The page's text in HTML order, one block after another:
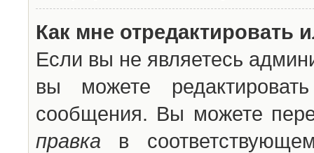
Как мне отредактировать
Если вы не являетесь
вы можете
сообщения. Вы можете
правка в